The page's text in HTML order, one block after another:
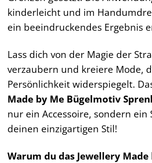
kinderleicht und im
ein beeindruckendes Ergebnis
Lass dich von der Magie der
verzaubern und kreiere Mode,
Persönlichkeit widerspiegelt.
Made by Me Bügelmotiv
nur ein Accessoire, sondern
deinen einzigartigen Stil!
Warum du das Jewellery Made